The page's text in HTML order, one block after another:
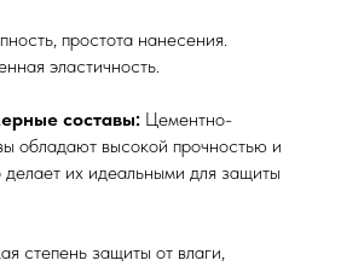
простота нанесения.
эластичность.
составы: Цементно-
обладают высокой прочностью и
делает их идеальными для защиты
степень защиты от влаги,